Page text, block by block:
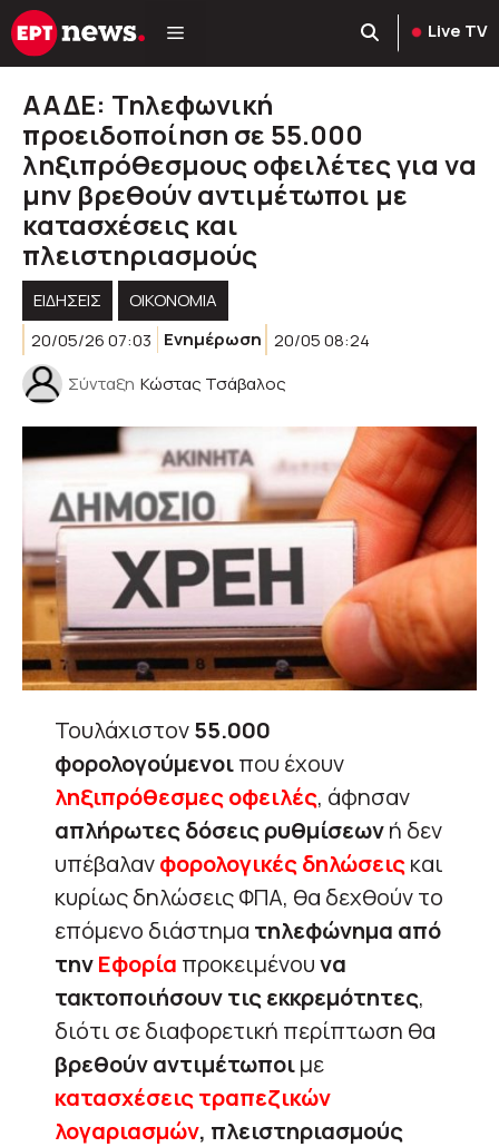
Μετάβαση
σε
Live TV
ΑΑΔΕ: Τηλεφωνική
προειδοποίηση σε 55.000
ληξιπρόθεσμους οφειλέτες για να
μην βρεθούν αντιμέτωποι με
κατασχέσεις και
πλειστηριασμούς
ΕΙΔΗΣΕΙΣ
ΟΙΚΟΝΟΜΙΑ
20/05/26 07:03
Ενημέρωση 20/05 08:24
Σύνταξη Κώστας Τσάβαλος
Τουλάχιστον55.000
φορολογούμενοιπου έχουν
ληξιπρόθεσμες οφειλές, άφησαν
απλήρωτες δόσεις ρυθμίσεωνή δεν
υπέβαλανφορολογικές δηλώσειςκαι
κυρίως δηλώσεις ΦΠΑ, θα δεχθούν το
επόμενο διάστημα τηλεφώνημα από
τηνΕφορία προκειμένουνα
τακτοποιήσουν τις εκκρεμότητες,
διότι σε διαφορετική περίπτωση θα
βρεθούν αντιμέτωποιμε
κατασχέσεις τραπεζικών
λογαριασμών, πλειστηριασμούς